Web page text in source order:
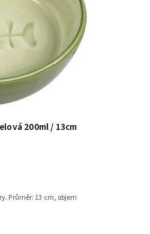
200ml / 13cm
Průměr: 13 cm, objem